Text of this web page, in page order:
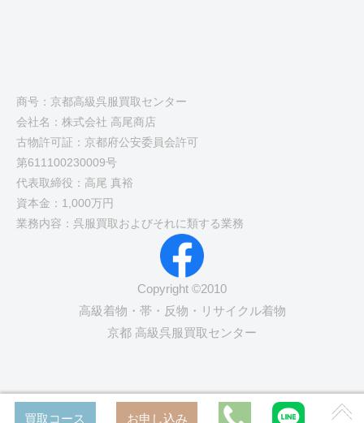
商号：京都高級呉服買取センター
会社名：株式会社 高尾商店
古物許可証：京都府公安委員会許可
第611100230009号
代表取締役：高尾 真裕
資本金：1,000万円
業務内容：呉服買取およびそれに類する業務
Copyright ©2010
高級着物・帯・反物・リサイクル着物
京都 高級呉服買取センター
買取コース お申し込み